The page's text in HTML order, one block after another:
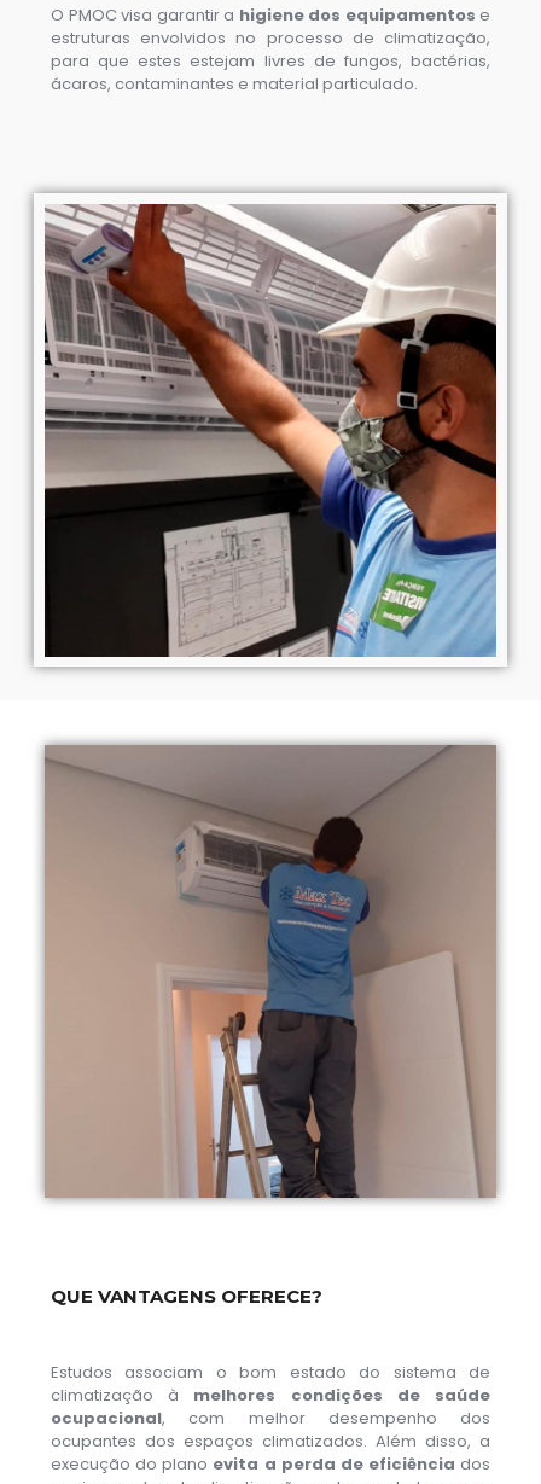
O PMOC visa garantir a higiene dos equipamentos e
estruturas envolvidos no processo de climatização,
para que estes estejam livres de fungos, bactérias,
ácaros, contaminantes e material particulado.
QUE VANTAGENS OFERECE?
Estudos associam o bom estado do sistema de
climatização à melhores condições de saúde
ocupacional, com melhor desempenho dos
ocupantes dos espaços climatizados. Além disso, a
execução do plano evita a perda de eficiência dos